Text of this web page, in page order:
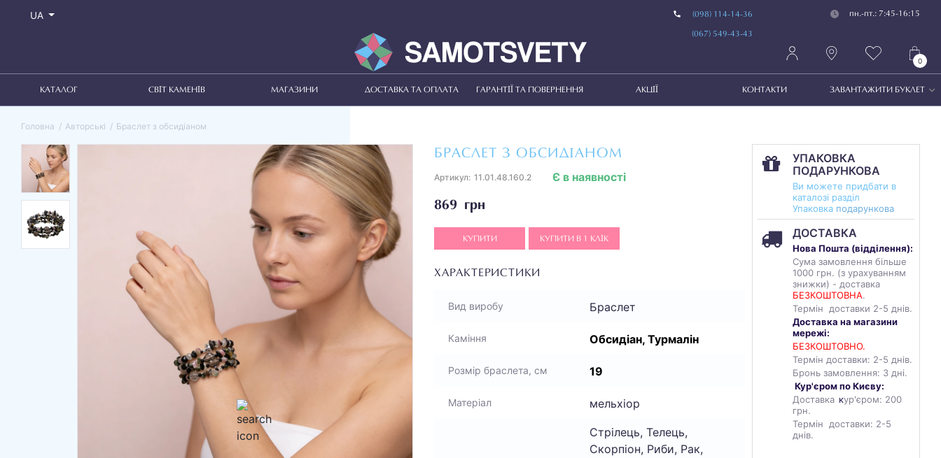
UA (098) 114-14-36
(067) 549-43-43
пн.-пт.: 7:45-16:15
0
КАТАЛОГ СВІТ КАМЕНІВ МАГАЗИНИ ДОСТАВКА ТА ОПЛАТА ГАРАНТІЇ ТА ПОВЕРНЕННЯ АКЦІЇ КОНТАКТИ ЗАВАНТАЖИТИ БУКЛЕТ
Головна Авторські Браслет з обсидіаном
БРАСЛЕТ З ОБСИДІАНОМ
Артикул: 11.01.48.160.2
869 грн
Є в наявності
КУПИТИ КУПИТИ В 1 КЛІК
ХАРАКТЕРИСТИКИ
Вид виробу Браслет
Каміння Обсидіан, Турмалін
Розмір браслета, см 19
Матеріал мельхіор
Стрілець, Телець,
Скорпіон, Риби, Рак,
УПАКОВКА
ПОДАРУНКОВА
Ви можете придбати в
каталозі разділ
Упаковка подарункова
ДОСТАВКА
Нова Пошта (відділення):
Сума замовлення більше
1000 грн. (з урахуванням
знижки) - доставка
БЕЗКОШТОВНА.
Термін доставки 2-5 днів.
Доставка на магазини
мережі:
БЕЗКОШТОВНО.
Термін доставки: 2-5 днів.
Бронь замовлення: 3 дні.
Кур'єром по Києву:
Доставка кур'єром: 200
грн.
Термін доставки: 2-5
днів.